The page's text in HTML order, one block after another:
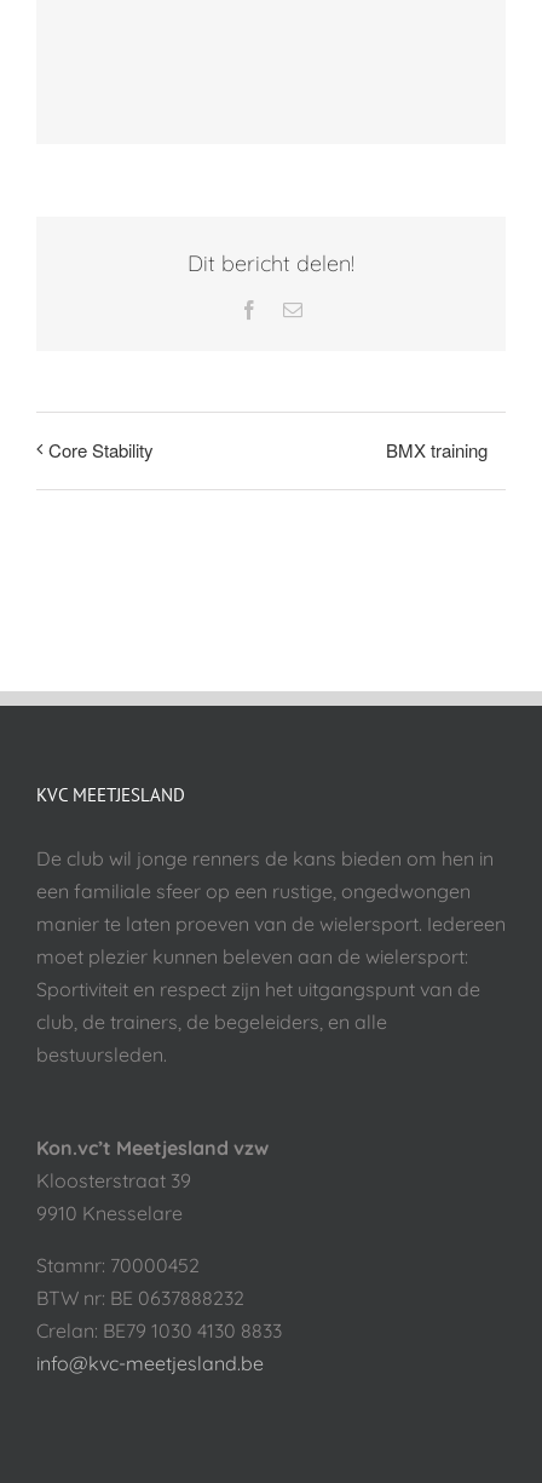
Dit bericht delen!
Facebook
E-
Core Stability BMX training
KVC MEETJESLAND
De club wil jonge renners de kans bieden om hen in
een familiale sfeer op een rustige, ongedwongen
manier te laten proeven van de wielersport. Iedereen
moet plezier kunnen beleven aan de wielersport:
Sportiviteit en respect zijn het uitgangspunt van de
club, de trainers, de begeleiders, en alle
bestuursleden.
Kon.vc’t Meetjesland vzw
Kloosterstraat 39
9910 Knesselare
Stamnr: 70000452
BTW nr: BE 0637888232
Crelan: BE79 1030 4130 8833
info@kvc-meetjesland.be